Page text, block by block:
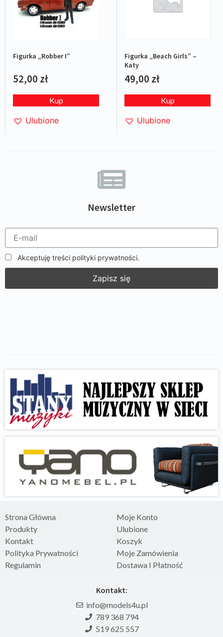
Newsletter
Akceptuję treści polityki prywatności.
Figurka „Robber I”
52,00 zł
Kup
Ulubione
Figurka „Beach Girls” –
Katy
49,00 zł
Kup
Ulubione
Strona Główna
Produkty
Kontakt
Polityka Prywatności
Regulamin
Moje Konto
Ulubione
Koszyk
Moje Zamówienia
Dostawa I Płatność
Kontakt:
info@models4u.pl
789 368 794
519 625 557